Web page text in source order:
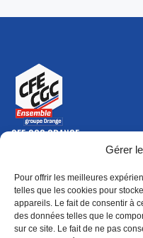
Gérer
Pour offrir les meilleures
telles que les cookies pour
appareils. Le fait de consentir à
des données telles que le
sur ce site. Le fait de ne pas
CFE-CGC ORANGE
10-12 rue Saint Amand,
Nous contacter
01 46 79 28 74
S'ABONNER(NOUVELLE FENÊTRE)
ADHÉRER